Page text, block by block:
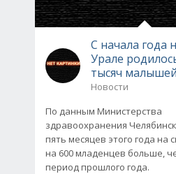
С начала
Урале
тысяч малышей
Новости
По данным Министерства
здравоохранения
пять месяцев этого года на
на 600 младенцев больше,
период прошлого года.